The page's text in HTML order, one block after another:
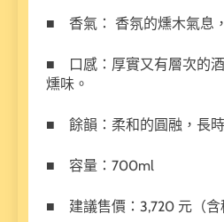
■ 香氣： 香氛的燻木氣息
■ 口感：厚實又有層次的
燻味。
■ 餘韻：柔和的圓融，長時
■ 容量：700ml
■ 建議售價：3,720 元（含